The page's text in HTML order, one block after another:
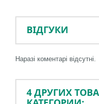
ВІДГУКИ
Наразі коментарі відсутні.
4 ДРУГИХ